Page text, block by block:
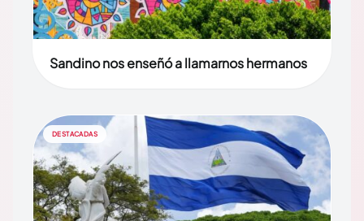
Sandino nos enseñó a llamarnos hermanos
DESTACADAS